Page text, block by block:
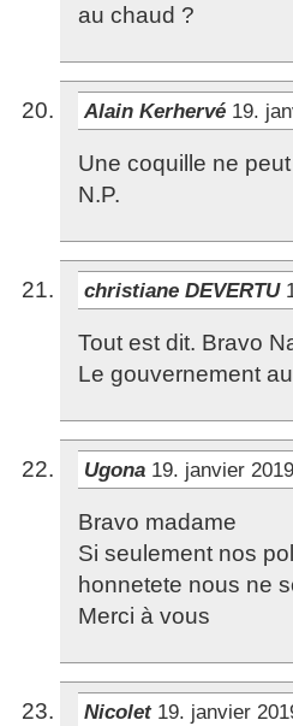
au chaud ?
Alain Kerhervé 19.
Une coquille ne
N.P.
christiane DEVERTU
Tout est dit. Bravo
Le gouvernement
Ugona 19. janvier
Bravo madame
Si seulement nos
honnetete nous ne
Merci à vous
Nicolet 19. janvier